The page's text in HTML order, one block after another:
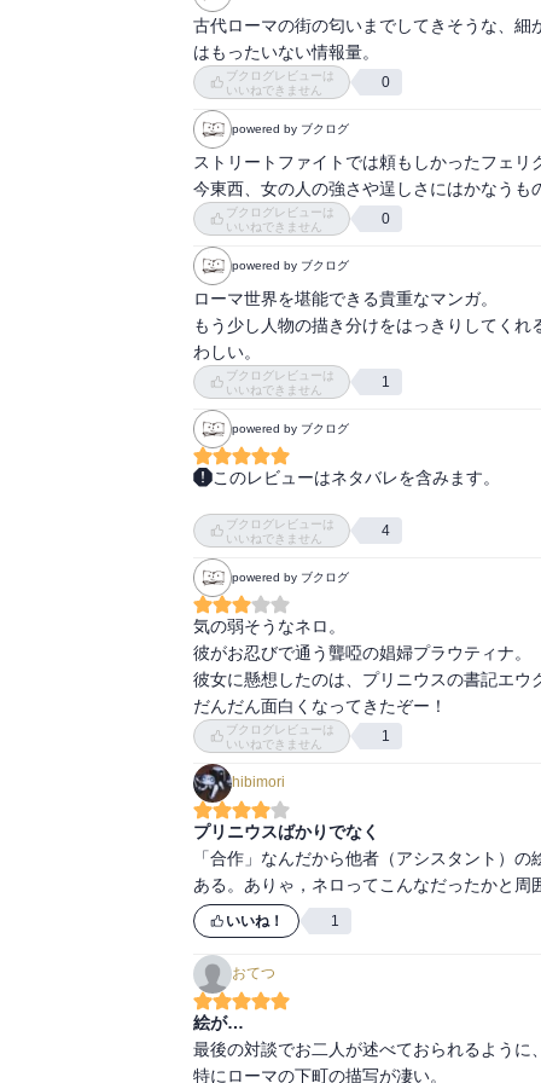
古代ローマの街の匂いまでしてきそうな、
はもったいない情報量。
ブクログレビューは
いいねできません
0
powered by ブクログ
ストリートファイトでは頼もしかったフェ
今東西、女の人の強さや逞しさにはかなうも
ブクログレビューは
いいねできません
0
powered by ブクログ
ローマ世界を堪能できる貴重なマンガ。
もう少し人物の描き分けをはっきりしてく
わしい。
ブクログレビューは
いいねできません
1
powered by ブクログ
このレビューはネタバレを含みます。
たく無い！とか。パニス(パン)の種類とか。
そしてネロ！ネロに対するプリニウスの評
細なネロはその空気を感じてますます捻れ
水道管の技師の出てくるくだりも面白い。
らず文明論にも発展。フェリクスの嫁も10
それにしても、ここまで画面の描き込みが
さん」もなかなかの描き込みで感心したが
ホンマ尊敬する。
プリニウスの書斎に踏み込んだシーンには
の演出で脳内再生された。無音でドーンと
すごく気になる。隅々まで手を抜かない、
ツボなセリフもたくさんあった。ヤマザキ
「ユピテルに尻の穴狙われてんのか？ボウ
と面白い）「メスというのは基本的に夏に
は大して困らないはずだ！」「まぁ〜あん
まだたくさん。面白い…
ブクログレビューは
いいねできません
4
powered by ブクログ
気の弱そうなネロ。
彼がお忍びで通う聾啞の娼婦プラウティナ。
彼女に懸想したのは、プリニウスの書記エウ
だんだん面白くなってきたぞー！
ブクログレビューは
いいねできません
1
hibimori
プリニウスばかりでなく
「合作」なんだから他者（アシスタント）
ある。ありゃ，ネロってこんなだったかと
いいね！ 1
おてつ
絵が…
最後の対談でお二人が述べておられるように
特にローマの下町の描写が凄い。